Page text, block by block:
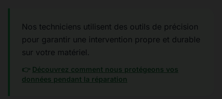
Nos techniciens utilisent des outils de précision
pour garantir une intervention propre et durable
sur votre matériel.
👉 Découvrez comment nous protégeons vos
données pendant la réparation